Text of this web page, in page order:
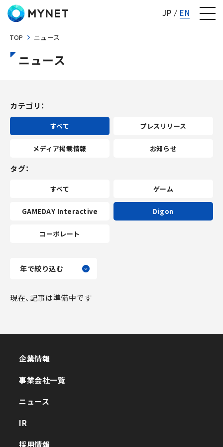
JP EN
TOP ニュース
ニュース
カテゴリ
すべて プレスリリース
メディア掲載情報 お知らせ
タグ
すべて ゲーム
GAMEDAY Interactive Digon
コーポレート
現在、記事は準備中です
企業情報
事業会社一覧
ニュース
IR
採用情報